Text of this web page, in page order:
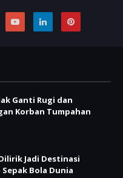
Ganti Rugi dan
Korban Tumpahan
Jadi Destinasi
Bola Dunia